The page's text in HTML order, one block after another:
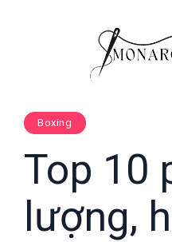
Boxing
Top 10
lượng,